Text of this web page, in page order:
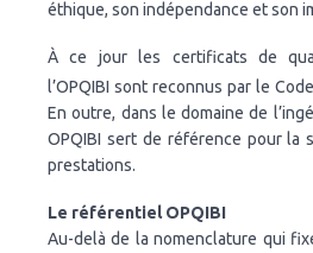
éthique, son indépendance et son
À ce jour les certificats de
l’OPQIBI sont reconnus par le
En outre, dans le domaine de
OPQIBI sert de référence pour la
prestations.
Le référentiel OPQIBI
Au-delà de la nomenclature qui